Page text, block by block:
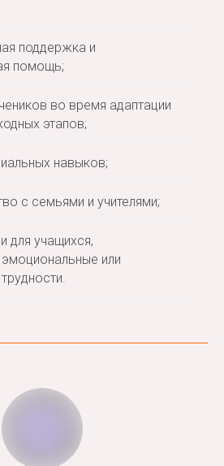
поддержка и
помощь;
во время адаптации
этапов;
навыков;
с семьями и учителями;
для учащихся,
или